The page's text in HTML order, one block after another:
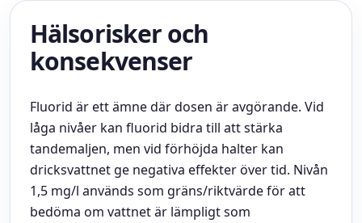
Hälsorisker och
konsekvenser
Fluorid är ett ämne där dosen är avgörande. Vid
låga nivåer kan fluorid bidra till att stärka
tandemaljen, men vid förhöjda halter kan
dricksvattnet ge negativa effekter över tid. Nivån
1,5 mg/l används som gräns/riktvärde för att
bedöma om vattnet är lämpligt som